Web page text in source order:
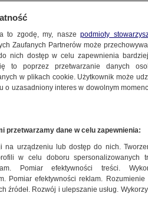
to zgodę, my, naszepodmioty
Zaufanych Partnerów może
nich dostęp w celu zapewnienia
to poprzez przetwarzanie danych
w plikach cookie. Użytkownik może
o uzasadniony interes w dowolnym
przetwarzamy dane w celu zapewnienia:
na urządzeniu lub dostęp do nich.
w celu doboru spersonalizowanych
Pomiar efektywności treści.
Pomiar efektywności reklam.
źródeł. Rozwój i ulepszanie usług.